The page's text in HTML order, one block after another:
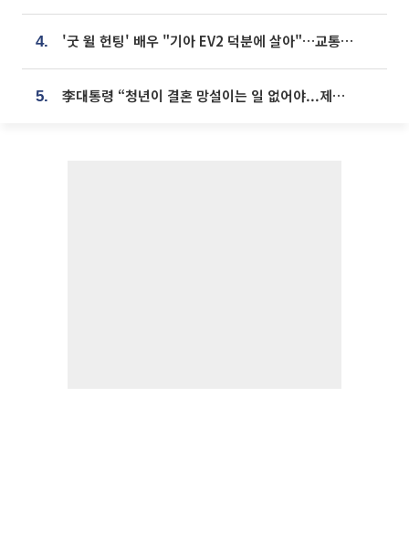
4. '굿 윌 헌팅' 배우 "기아 EV2 덕분에 살아"…교통사고 후 안전성 극찬
5. 李대통령 “청년이 결혼 망설이는 일 없어야...제도상 불이익 조사”